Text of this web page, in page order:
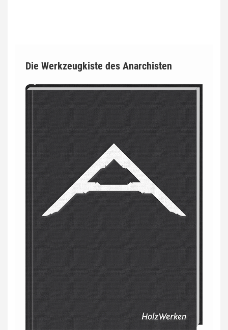
Die Werkzeugkiste des Anarchisten